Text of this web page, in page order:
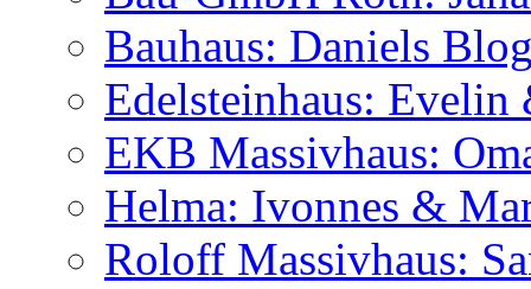
Bauhaus: Daniels
Edelsteinhaus:
EKB Massivhaus:
Helma: Ivonnes &
Roloff Massivhaus: